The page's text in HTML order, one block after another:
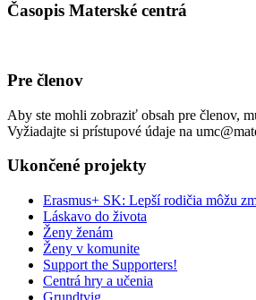
Časopis Materské centrá
Pre členov
Aby ste mohli zobraziť obsah pre členov,
Vyžiadajte si prístupové údaje na
Ukončené projekty
Erasmus+ SK: Lepší rodičia môžu
Láskavo do života
Ženy ženám
Ženy v komunite
Support the Supporters!
Centrá hry a učenia
Grundtvig